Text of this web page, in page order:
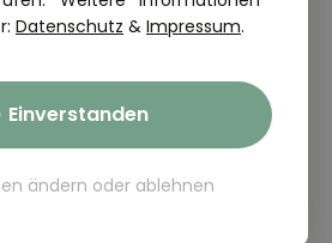
Datenschutz & Impressum.
Einverstanden
ändern oder ablehnen